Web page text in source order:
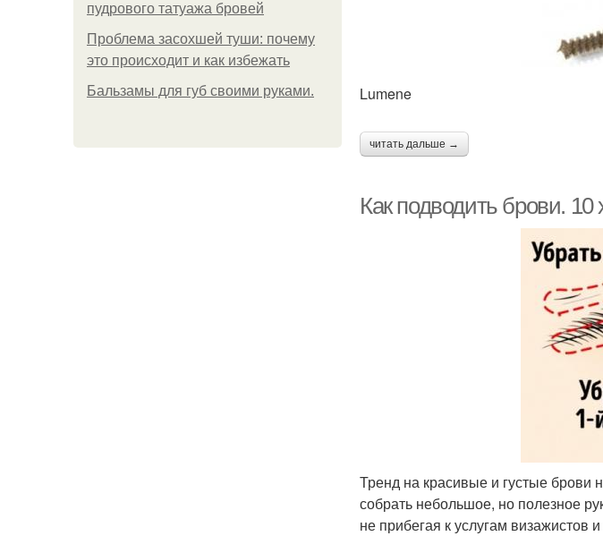
пудрового татуажа бровей
Проблема засохшей туши: почему
это происходит и как избежать
Бальзамы для губ своими руками.
Lumene
читать дальше →
Как подводить брови.
Тренд на красивые и густые брови
собрать небольшое, но полезное
не прибегая к услугам визажистов